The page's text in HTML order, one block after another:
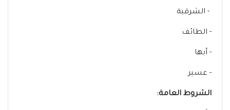
- الشرقية
- الطائف
- أبها
- عسير
الشروط العامة: